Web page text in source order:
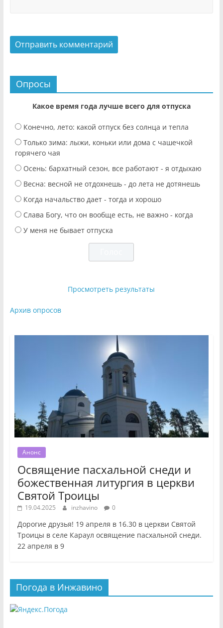
Опросы
Какое время года лучше всего для отпуска
Конечно, лето: какой отпуск без солнца и тепла
Только зима: лыжи, коньки или дома с чашечкой
горячего чая
Осень: бархатный сезон, все работают - я отдыхаю
Весна: весной не отдохнешь - до лета не дотянешь
Когда начальство дает - тогда и хорошо
Слава Богу, что он вообще есть, не важно - когда
У меня не бывает отпуска
Просмотреть результаты
Архив опросов
Анонс
Освящение пасхальной снеди и
божественная литургия в церкви
Святой Троицы
19.04.2025 inzhavino 0
Дорогие друзья! 19 апреля в 16.30 в церкви Святой
Троицы в селе Караул освящение пасхальной снеди.
22 апреля в 9
Погода в Инжавино